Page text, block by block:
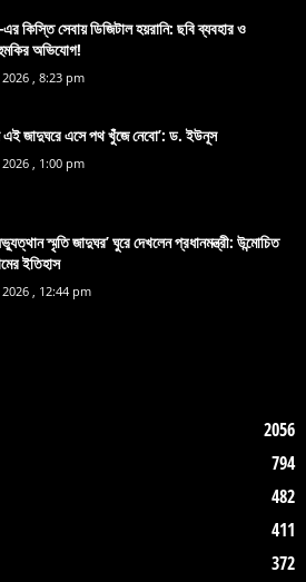
কিস্তি সেবায় ডিজিটাল হয়রানি: ছবি ব্যবহার ও
অভিযোগ!
, 8:23 pm
এই জাদুঘরে এসে পথ খুঁজে নেবো’: ড. ইউনূস
, 1:00 pm
স্মৃতি জাদুঘর’ ঘুরে দেখলেন প্রধানমন্ত্রী: উন্মোচিত
ইতিহাস
, 12:44 pm
2056
794
482
411
372